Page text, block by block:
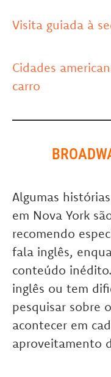
Visita guiada à
Cidades
carro
Algumas
em Nova York
recomendo
fala inglês,
conteúdo
inglês ou tem
pesquisar sobre
acontecer em
aproveitamento